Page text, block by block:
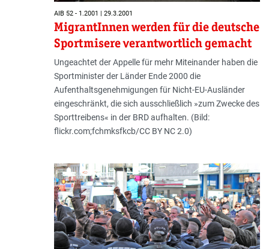
AIB 52 - 1.2001 | 29.3.2001
MigrantInnen werden für die deutsche
Sportmisere verantwortlich gemacht
Ungeachtet der Appelle für mehr Miteinander haben die
Sportminister der Länder Ende 2000 die
Aufenthaltsgenehmigungen für Nicht-EU-Ausländer
eingeschränkt, die sich ausschließlich »zum Zwecke des
Sporttreibens« in der BRD aufhalten. (Bild:
flickr.com;fchmksfkcb/CC BY NC 2.0)